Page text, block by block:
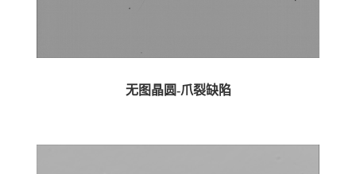
无图晶圆-爪裂缺陷